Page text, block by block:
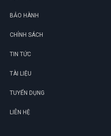
BẢO HÀNH
CHÍNH SÁCH
TIN TỨC
TÀI LIỆU
TUYỂN DỤNG
LIÊN HỆ